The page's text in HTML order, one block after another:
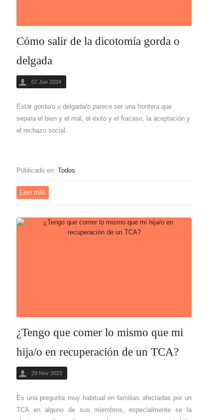
Cómo salir de la dicotomía gorda o
delgada
07 Jun 2024
Estar gorda/o o delgada/o parece ser una frontera que
separa el bien y el mal, el éxito y el fracaso, la aceptación y
el rechazo social.
Publicado en Todos
Leer más
¿Tengo que comer lo mismo que mi
hija/o en recuperación de un TCA?
29 Nov 2023
Es una pregunta muy habitual en familias afectadas por un
TCA en alguno de sus miembros, especialmente se la